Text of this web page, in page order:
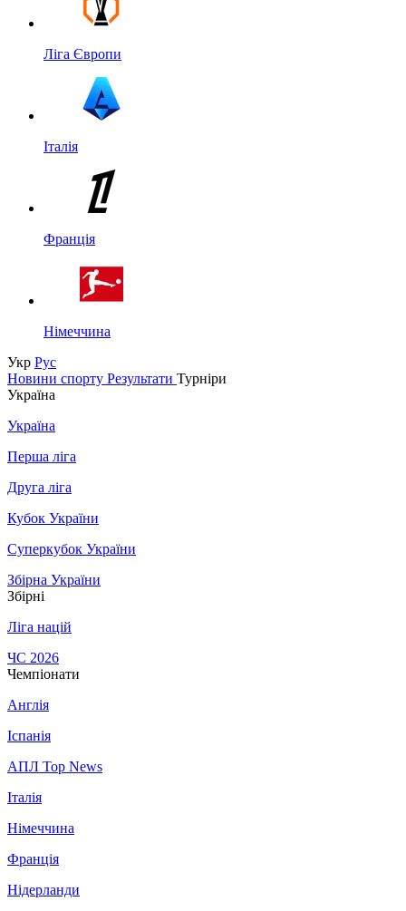
Ліга Європи
Італія
Франція
Німеччина
Укр Рус
Новини спорту Результати Турніри
Україна
Україна
Перша ліга
Друга ліга
Кубок України
Суперкубок України
Збірна України
Збірні
Ліга націй
ЧС 2026
Чемпіонати
Англія
Іспанія
АПЛ Top News
Італія
Німеччина
Франція
Нідерланди